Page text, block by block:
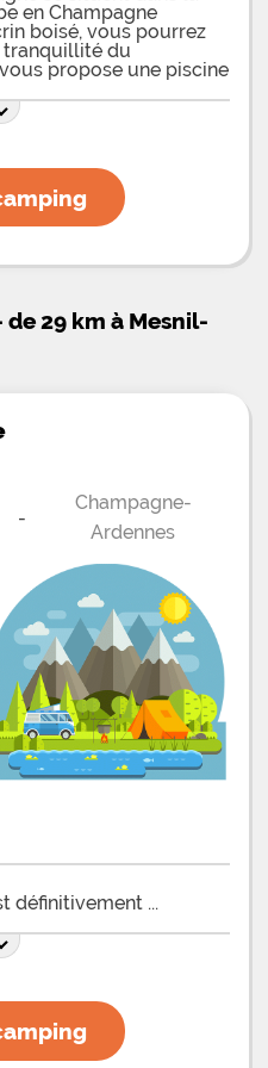
en Champagne
boisé, vous pourrez
tranquillité du
propose une piscine
jeux pour les
vous aurez également
de randonnées
et 20km)Au coeur de
découvrir 'La Côte
Reims', mais aussi 'la
vous ferons visiter
29 km à Mesnil-
-
Champagne-
Ardennes
définitivement